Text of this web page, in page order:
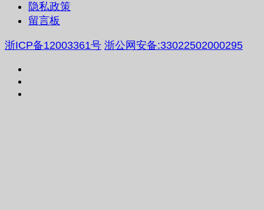
隐私政策
留言板
浙ICP备12003361号 浙公网安备:33022502000295